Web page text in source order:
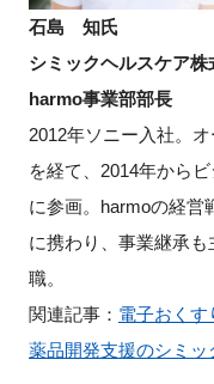
石島 知氏
シミックヘルスケア株
harmo事業部部長
2012年ソニー入社。
を経て、2014年から
に参画。harmoの経営
に携わり、事業継承
職。
関連記事： 電子おくす
薬品開発支援のシミッ